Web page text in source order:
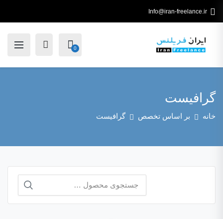
Info@iran-freelance.ir
0
گرافیست
خانه بر اساس تخصص گرافیست